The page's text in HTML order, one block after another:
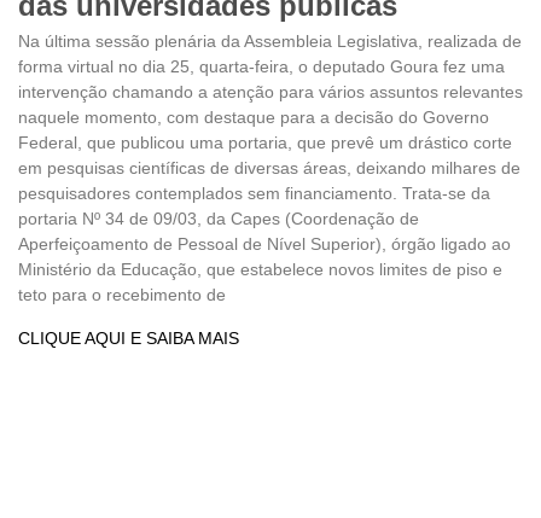
Na última sessão plenária da Assembleia Legislativa, realizada de
forma virtual no dia 25, quarta-feira, o deputado Goura fez uma
intervenção chamando a atenção para vários assuntos relevantes
naquele momento, com destaque para a decisão do Governo
Federal, que publicou uma portaria, que prevê um drástico corte
em pesquisas científicas de diversas áreas, deixando milhares de
pesquisadores contemplados sem financiamento. Trata-se da
portaria Nº 34 de 09/03, da Capes (Coordenação de
Aperfeiçoamento de Pessoal de Nível Superior), órgão ligado ao
Ministério da Educação, que estabelece novos limites de piso e
teto para o recebimento de
CLIQUE AQUI E SAIBA MAIS